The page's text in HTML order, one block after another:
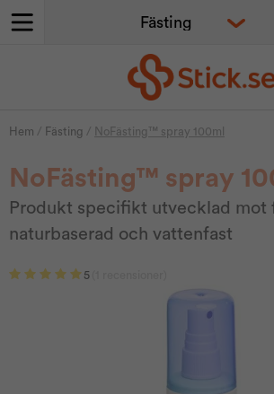
Hem / Fästing / NoFästing™ spray 100ml
NoFästing™ spray
Produkt specifikt utvecklad mot
naturbaserad och vattenfast
5